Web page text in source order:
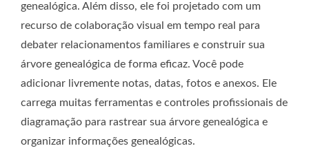
genealógica. Além disso, ele foi projetado com um
recurso de colaboração visual em tempo real para
debater relacionamentos familiares e construir sua
árvore genealógica de forma eficaz. Você pode
adicionar livremente notas, datas, fotos e anexos. Ele
carrega muitas ferramentas e controles profissionais de
diagramação para rastrear sua árvore genealógica e
organizar informações genealógicas.